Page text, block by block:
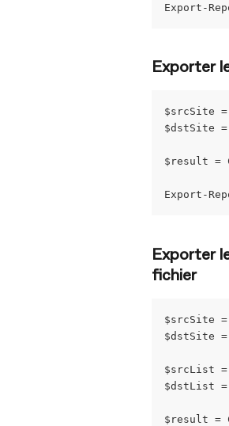
Export-
Exporter
$srcSite
$dstSite
$result =
Export-
Exporter
fichier
$srcSite
$dstSite
$srcList
$dstList
$result =